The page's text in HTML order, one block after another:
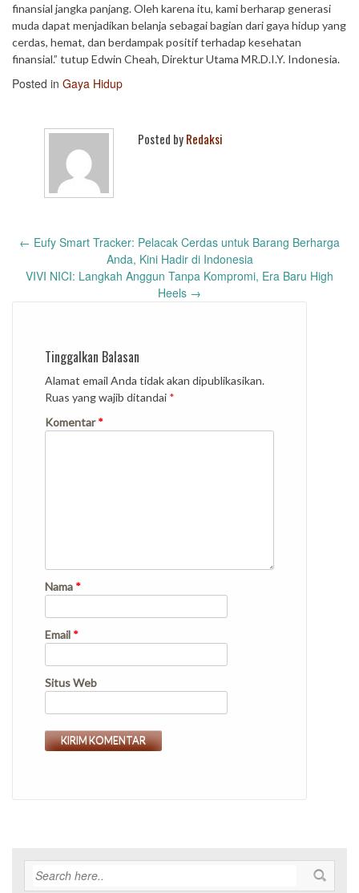
finansial jangka panjang. Oleh karena itu, kami berharap generasi
muda dapat menjadikan belanja sebagai bagian dari gaya hidup yang
cerdas, hemat, dan berdampak positif terhadap kesehatan
finansial.” tutup Edwin Cheah, Direktur Utama MR.D.I.Y. Indonesia.
Posted in Gaya Hidup
Posted byRedaksi
Post
← Eufy Smart Tracker: Pelacak Cerdas untuk Barang Berharga
Anda, Kini Hadir di Indonesia
VIVI NICI: Langkah Anggun Tanpa Kompromi, Era Baru High
Heels →
Tinggalkan Balasan
Alamat email Anda tidak akan dipublikasikan.
Ruas yang wajib ditandai *
Komentar*
Nama *
Email *
Situs Web